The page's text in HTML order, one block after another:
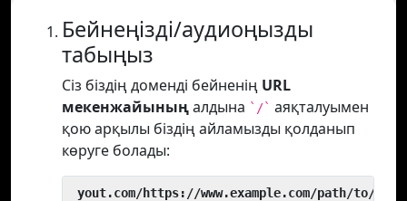
Бейнеңізді/аудиоңызды
табыңыз
Сіз біздің доменді бейненің URL
мекенжайыныңалдына `/` аяқталуымен
қою арқылы біздің айламызды қолданып
көруге болады:
yout.com/https://www.example.com/path/to/